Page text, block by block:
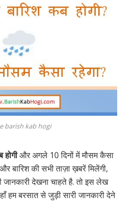
barish kab hogi
होगीऔर अगले 10 दिनों में मौसम कैसा
बारिश की सभी ताज़ा ख़बरें मिलेंगी,
देखना चाहते है. तो इस लेख
हम बरसात से जुड़ी सारी जानकारी देने